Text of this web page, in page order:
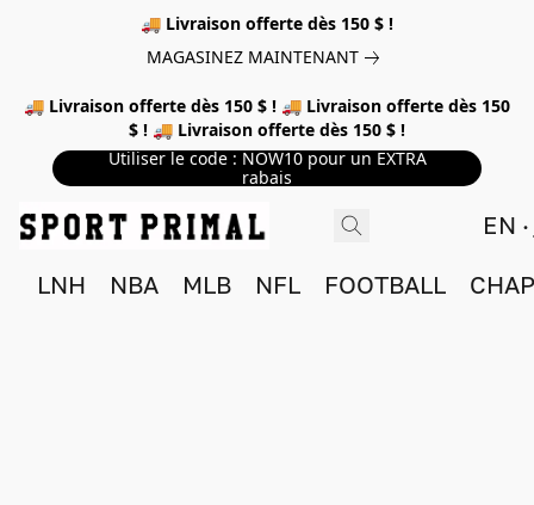
🚚 Livraison offerte dès 150 $ !
MAGASINEZ MAINTENANT
🚚 Livraison offerte dès 150 $ ! 🚚 Livraison offerte dès 150
$ ! 🚚 Livraison offerte dès 150 $ !
Utiliser le code : NOW10 pour un EXTRA
rabais
EN
LNH NBA MLB NFL FOOTBALL